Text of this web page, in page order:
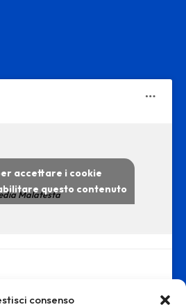
consenso
Malatesta
accettare i cookie
questo contenuto